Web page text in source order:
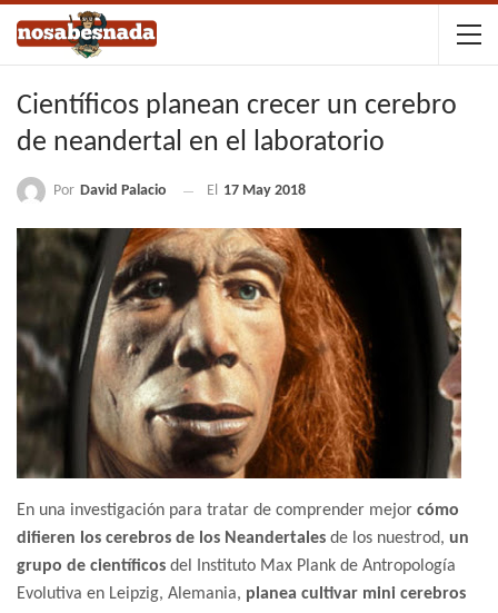
Científicos planean crecer un cerebro
de neandertal en el laboratorio
Por David Palacio El 17 May 2018
En una investigación para tratar de comprender mejor cómo
difieren los cerebros de los Neandertales de los nuestrod, un
grupo de científicos del Instituto Max Plank de Antropología
Evolutiva en Leipzig, Alemania, planea cultivar mini cerebros